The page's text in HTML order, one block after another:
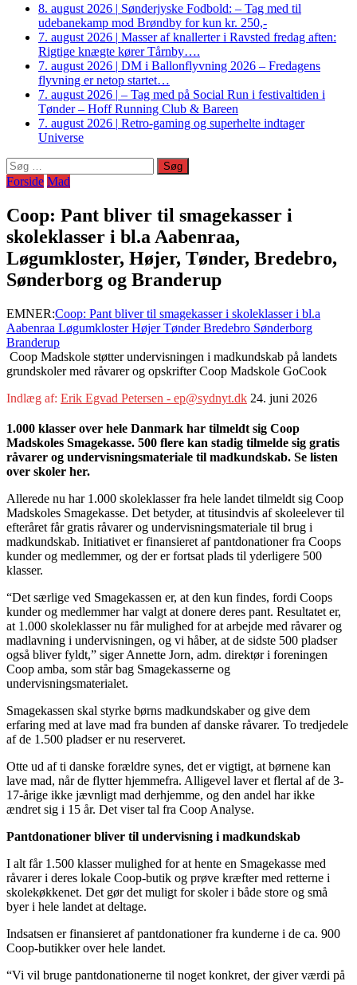
8. august 2026 | Sønderjyske Fodbold: – Tag med til
udebanekamp mod Brøndby for kun kr. 250,-
7. august 2026 | Masser af knallerter i Ravsted fredag aften:
Rigtige knægte kører Tårnby….
7. august 2026 | DM i Ballonflyvning 2026 – Fredagens
flyvning er netop startet…
7. august 2026 | – Tag med på Social Run i festivaltiden i
Tønder – Hoff Running Club & Bareen
7. august 2026 | Retro-gaming og superhelte indtager
Universe
Søg
efter:
Forside Mad
Coop: Pant bliver til smagekasser i
skoleklasser i bl.a Aabenraa,
Løgumkloster, Højer, Tønder, Bredebro,
Sønderborg og Branderup
EMNER:Coop: Pant bliver til smagekasser i skoleklasser i bl.a
Aabenraa Løgumkloster Højer Tønder Bredebro Sønderborg
Branderup
Coop Madskole støtter undervisningen i madkundskab på landets
grundskoler med råvarer og opskrifter Coop Madskole GoCook
Indlæg af: Erik Egvad Petersen - ep@sydnyt.dk 24. juni 2026
1.000 klasser over hele Danmark har tilmeldt sig Coop
Madskoles Smagekasse. 500 flere kan stadig tilmelde sig gratis
råvarer og undervisningsmateriale til madkundskab. Se listen
over skoler her.
Allerede nu har 1.000 skoleklasser fra hele landet tilmeldt sig Coop
Madskoles Smagekasse. Det betyder, at titusindvis af skoleelever til
efteråret får gratis råvarer og undervisningsmateriale til brug i
madkundskab. Initiativet er finansieret af pantdonationer fra Coops
kunder og medlemmer, og der er fortsat plads til yderligere 500
klasser.
“Det særlige ved Smagekassen er, at den kun findes, fordi Coops
kunder og medlemmer har valgt at donere deres pant. Resultatet er,
at 1.000 skoleklasser nu får mulighed for at arbejde med råvarer og
madlavning i undervisningen, og vi håber, at de sidste 500 pladser
også bliver fyldt,” siger Annette Jorn, adm. direktør i foreningen
Coop amba, som står bag Smagekasserne og
undervisningsmaterialet.
Smagekassen skal styrke børns madkundskaber og give dem
erfaring med at lave mad fra bunden af danske råvarer. To tredjedele
af de 1.500 pladser er nu reserveret.
Otte ud af ti danske forældre synes, det er vigtigt, at børnene kan
lave mad, når de flytter hjemmefra. Alligevel laver et flertal af de 3-
17-årige ikke jævnligt mad derhjemme, og den andel har ikke
ændret sig i 15 år. Det viser tal fra Coop Analyse.
Pantdonationer bliver til undervisning i madkundskab
I alt får 1.500 klasser mulighed for at hente en Smagekasse med
råvarer i deres lokale Coop-butik og prøve kræfter med retterne i
skolekøkkenet. Det gør det muligt for skoler i både store og små
byer i hele landet at deltage.
Indsatsen er finansieret af pantdonationer fra kunderne i de ca. 900
Coop-butikker over hele landet.
“Vi vil bruge pantdonationerne til noget konkret, der giver værdi på